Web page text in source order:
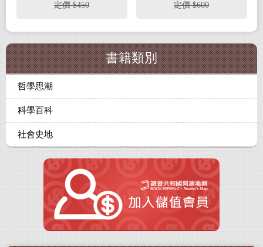
定價 $450
定價 $600
書籍類別
哲學思潮
科學百科
社會史地